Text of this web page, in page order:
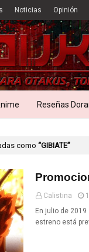
Noticias Opinión
Reseñas
como GIBIATE
Calistina
En julio de
estreno está